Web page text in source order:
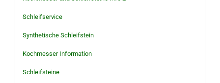
Schleifservice
Synthetische Schleifstein
Kochmesser Information
Schleifsteine